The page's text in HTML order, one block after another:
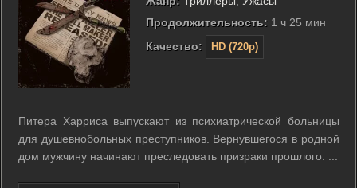
Продолжительность: 1 ч 25 мин
Качество:
HD (720p)
Питера Харриса выпускают из психиатрической больницы
для душевнобольных преступников. Вернувшегося в родной
дом мужчину начинают преследовать призраки прошлого. ...